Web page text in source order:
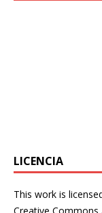
LICENCIA
This work is